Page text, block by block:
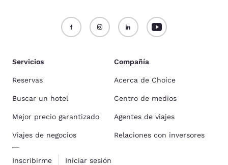
Servicios
Reservas
Buscar un hotel
Mejor precio garantizado
Viajes de negocios
Inscribirme Iniciar sesión
Compañía
Acerca de Choice
Centro de medios
Agentes de viajes
Relaciones con inversores